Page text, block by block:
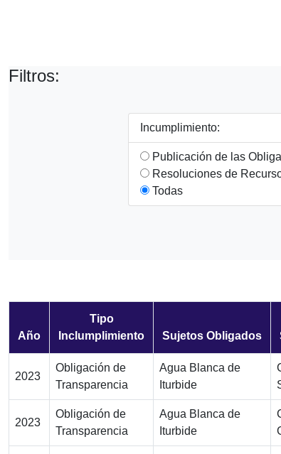
Filtros:
Incumplimiento:
Publicación de las
Resoluciones de
Todas
Año
Tipo
Inclumplimiento
Sujetos Obligados
2023
Obligación de
Transparencia
Agua Blanca de
Iturbide
2023
Obligación de
Transparencia
Agua Blanca de
Iturbide